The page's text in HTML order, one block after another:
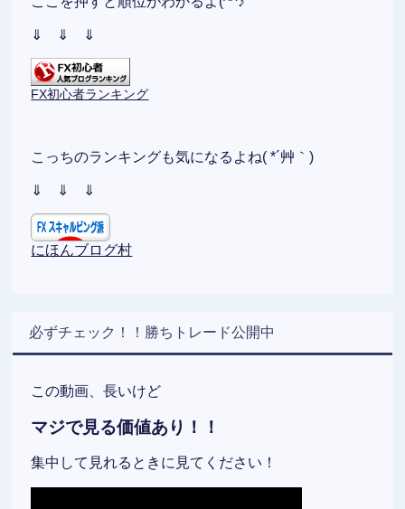
⇓ ⇓ ⇓
FX初心者ランキング
こっちのランキングも気になるよね( *´艸｀)
⇓ ⇓ ⇓
にほんブログ村
必ずチェック！！勝ちトレード公開中
この動画、長いけど
マジで見る価値あり！！
集中して見れるときに見てください！